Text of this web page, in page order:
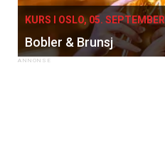
KURS I OSLO, 05. SEPTEMBER
Bobler & Brunsj